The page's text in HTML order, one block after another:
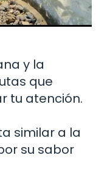
y la
que
tu atención.
similar a la
su sabor